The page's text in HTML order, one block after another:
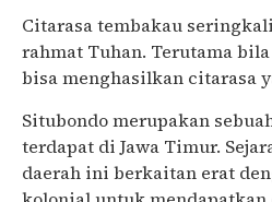
Citarasa tembakau
rahmat Tuhan. Terutama
bisa menghasilkan citarasa
Situbondo merupakan
terdapat di Jawa Timur.
daerah ini berkaitan erat